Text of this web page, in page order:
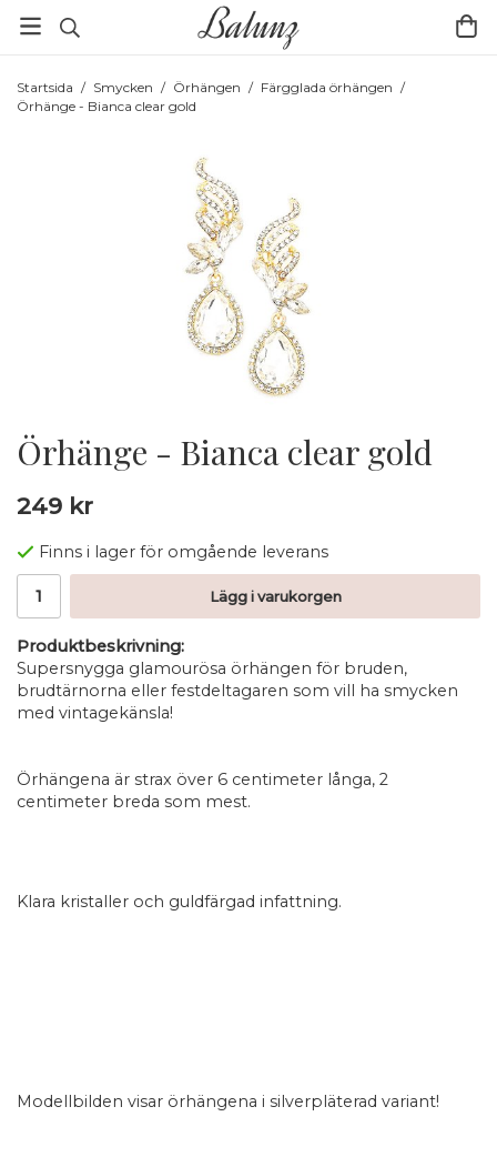
Startsida / Smycken / Örhängen / Färgglada örhängen /
Örhänge - Bianca clear gold
Örhänge - Bianca clear gold
249 kr
Finns i lager för omgående leverans
Lägg i varukorgen
Produktbeskrivning:
Supersnygga glamourösa örhängen för bruden,
brudtärnorna eller festdeltagaren som vill ha smycken
med vintagekänsla!
Örhängena är strax över 6 centimeter långa, 2
centimeter breda som mest.
Klara kristaller och guldfärgad infattning.
Modellbilden visar örhängena i silverpläterad variant!